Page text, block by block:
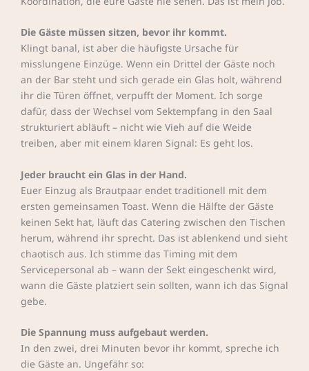
Die Gäste müssen sitzen, bevor ihr kommt.
Klingt banal, ist aber die häufigste Ursache für
misslungene Einzüge. Wenn ein Drittel der Gäste noch
an der Bar steht und sich gerade ein Glas holt, während
ihr die Türen öffnet, verpufft der Moment. Ich sorge
dafür, dass der Wechsel vom Sektempfang in den Saal
strukturiert abläuft – nicht wie Vieh auf die Weide
treiben, aber mit einem klaren Signal: Es geht los.
Jeder braucht ein Glas in der Hand.
Euer Einzug als Brautpaar endet traditionell mit dem
ersten gemeinsamen Toast. Wenn die Hälfte der Gäste
keinen Sekt hat, läuft das Catering zwischen den Tischen
herum, während ihr sprecht. Das ist ablenkend und sieht
chaotisch aus. Ich stimme das Timing mit dem
Servicepersonal ab – wann der Sekt eingeschenkt wird,
wann die Gäste platziert sein sollten, wann ich das Signal
gebe.
Die Spannung muss aufgebaut werden.
In den zwei, drei Minuten bevor ihr kommt, spreche ich
die Gäste an. Ungefähr so: